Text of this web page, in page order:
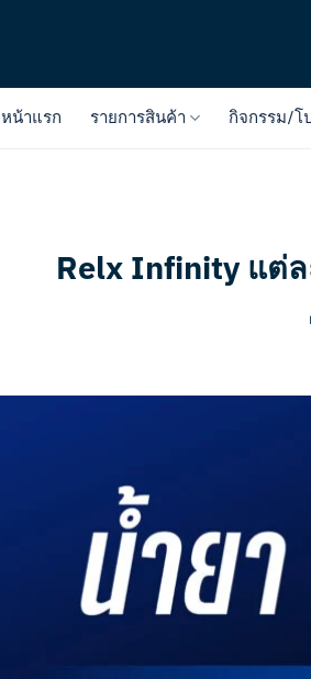
หน้าแรก รายการสินค้า กิจกรรม/โ
Relx Infinity แต่